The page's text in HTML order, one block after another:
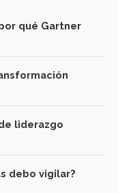
qué Gartner
liderazgo
debo vigilar?